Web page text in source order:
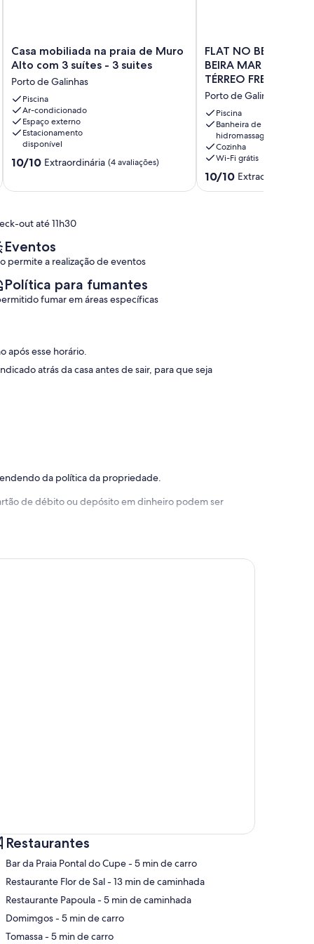
Casa
mobiliada
praia
de
Muro
Alto
com
suítes
3
de
Galinhas
Casa mobiliada na praia de Muro
Alto com 3 suítes - 3 suites
Porto de Galinhas
Piscina
Ar-condicionado
Espaço externo
Estacionamento
disponível
10.0
avaliações)
10/10 Extraordinária (4 avaliações)
FLAT
NO
BEACH
ECOLIFE
BEIRA
MAR
MURO
ALTO,
3Q
TÉRREO
FRENTE
FLAT NO BEACH CLASS ECOLIFE
BEIRA MAR MURO
TÉRREO FRENTE
Porto de Galinhas
Piscina
Banheira de
hidromassagem
Cozinha
Wi-Fi grátis
10.0
de
10/10 Extraordinária
out até 11h30
Eventos
permite a realização de eventos
Política para fumantes
fumar em áreas específicas
após esse horário.
atrás da casa antes de sair, para que seja
da política da propriedade.
de débito ou depósito em dinheiro podem ser
Restaurantes
‪Bar da Praia Pontal do Cupe - ‬5 min de carro
‪Restaurante Flor de Sal - ‬13 min de caminhada
‪Restaurante Papoula - ‬5 min de caminhada
‪Domimgos - ‬5 min de carro
‪Tomassa - ‬5 min de carro